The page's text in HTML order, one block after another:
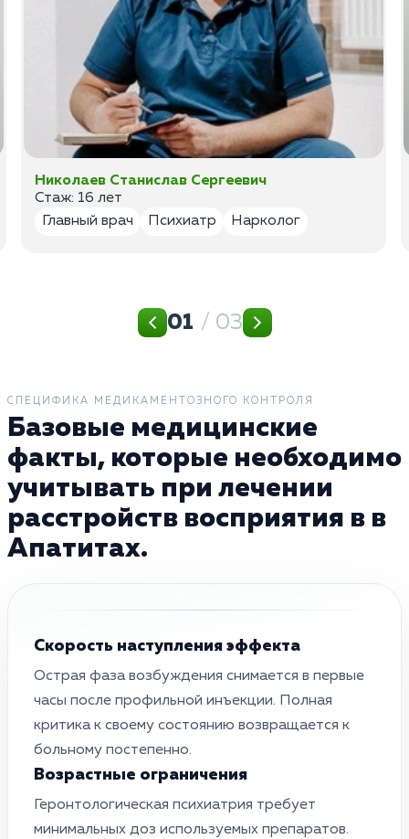
Николаев Станислав Сергеевич
Стаж: 16 лет
Главный врач
Психиатр Нарколог
01 / 03
СПЕЦИФИКА МЕДИКАМЕНТОЗНОГО КОНТРОЛЯ
Базовые медицинские
факты, которые необходимо
учитывать при лечении
расстройств восприятия в в
Апатитах.
Скорость наступления эффекта
Острая фаза возбуждения снимается в первые
часы после профильной инъекции. Полная
критика к своему состоянию возвращается к
больному постепенно.
Возрастные ограничения
Геронтологическая психиатрия требует
минимальных доз используемых препаратов.